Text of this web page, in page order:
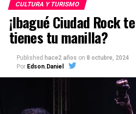
CULTURA Y TURISMO
¡Ibagué Ciudad Rock
tienes tu manilla?
Published hace2 años on 8 octubre, 2024
Por Edson.Daniel